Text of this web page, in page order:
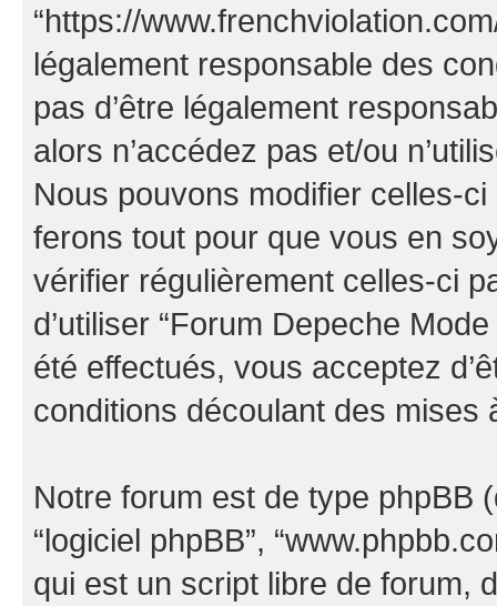
“https://
légalement responsable des
pas d’être légalement
alors n’accédez pas et/ou
Nous pouvons modifier celles-
ferons tout pour que vous en
vérifier régulièrement celles-ci
d’utiliser “Forum Depeche
été effectués, vous acceptez
conditions découlant des mises
Notre forum est de type phpBB
“logiciel phpBB”,
qui est un script libre de forum,